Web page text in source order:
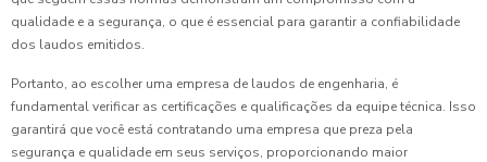
qualidade e a segurança, o que é essencial para garantir a confiabilidade
dos laudos emitidos.
Portanto, ao escolher uma empresa de laudos de engenharia, é
fundamental verificar as certificações e qualificações da equipe técnica. Isso
garantirá que você está contratando uma empresa que preza pela
segurança e qualidade em seus serviços, proporcionando maior